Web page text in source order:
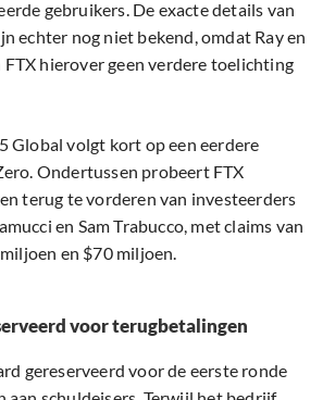
gebruikers. De exacte details van
echter nog niet bekend, omdat Ray en
hierover geen verdere toelichting
Global volgt kort op een eerdere
Ondertussen probeert FTX
terug te vorderen van investeerders
en Sam Trabucco, met claims van
en $70 miljoen.
voor terugbetalingen
gereserveerd voor de eerste ronde